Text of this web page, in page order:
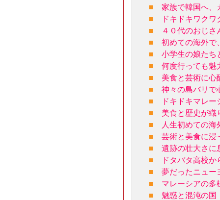
■
家族で韓国へ、
■
ドキドキワク
■
４０代のおじ
■
初めての海外で
■
小学生の娘たち
■
何度行っても魅
■
美食と芸術に心
■
神々の島バリで
■
ドキドキマレ
■
美食と歴史が織
■
人生初めての海
■
芸術と美食に浸
■
遺跡の壮大さに
■
ドタバタ高校
■
夢だったニュー
■
マレーシアの多
■
魅惑と混沌の国